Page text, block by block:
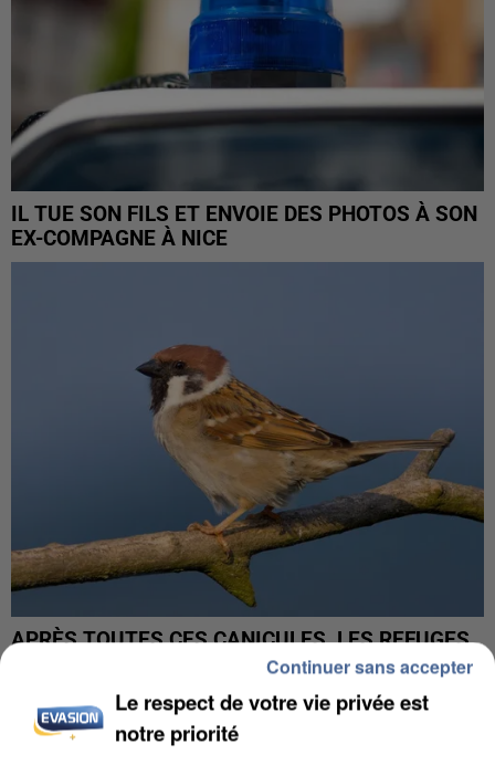
IL TUE SON FILS ET ENVOIE DES PHOTOS À SON
EX-COMPAGNE À NICE
APRÈS TOUTES CES CANICULES, LES REFUGES
DE FAUNE SAUVAGE SONT...
Le respect de votre vie privée est
notre priorité
Continuer sans accepter